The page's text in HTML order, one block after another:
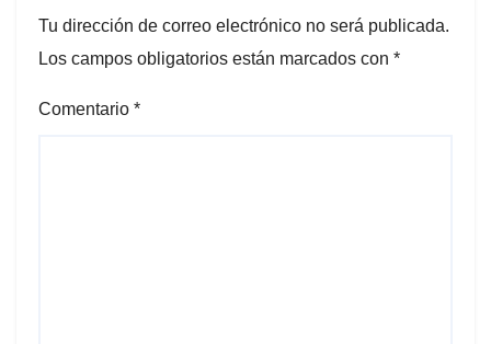
Tu dirección de correo electrónico no será publicada.
Los campos obligatorios están marcados con *
Comentario *